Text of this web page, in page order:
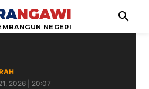
NGAWI
NEGERI
search
2026 | 20:07